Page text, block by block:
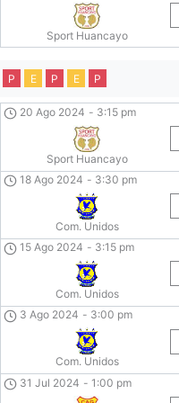
Sport Huancayo
P E P E P
20 Ago 2024 - 3:15 pm
Sport Huancayo
18 Ago 2024 - 3:30 pm
Com. Unidos
15 Ago 2024 - 3:15 pm
Com. Unidos
3 Ago 2024 - 3:00 pm
Com. Unidos
31 Jul 2024 - 1:00 pm